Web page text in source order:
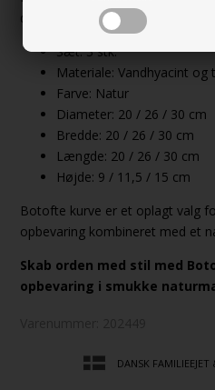
dekorative elementer i
Sæt: 3 stk.
Materiale: Vandhyacint
Farve: Natur
Diameter: 20 / 26 / 30 cm
Bredde: 20 / 26 / 30 cm
Længde: 20 / 26 / 30 cm
Højde: 9 / 11,5 / 15 cm
Botofte kurve er et oplagt valg
opbevaring kombineret med et
Skab orden med stil med
opbevaring i smukke
DANSK